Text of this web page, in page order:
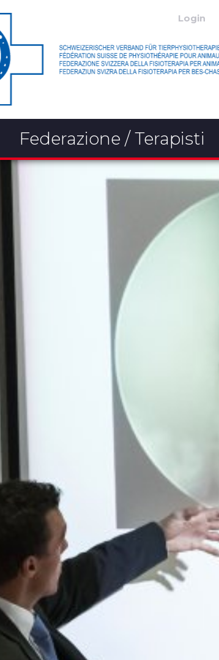
Login
Federazione / Terapisti